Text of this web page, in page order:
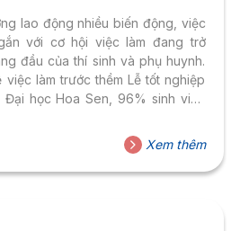
lao động nhiều biến động, việc
với cơ hội việc làm đang trở
đầu của thí sinh và phụ huynh.
làm trước thềm Lễ tốt nghiệp
học Hoa Sen, 96% sinh viên
con số này phản ánh định hướng
trung tâm, gắn chương trình với
nghề...
Xem thêm